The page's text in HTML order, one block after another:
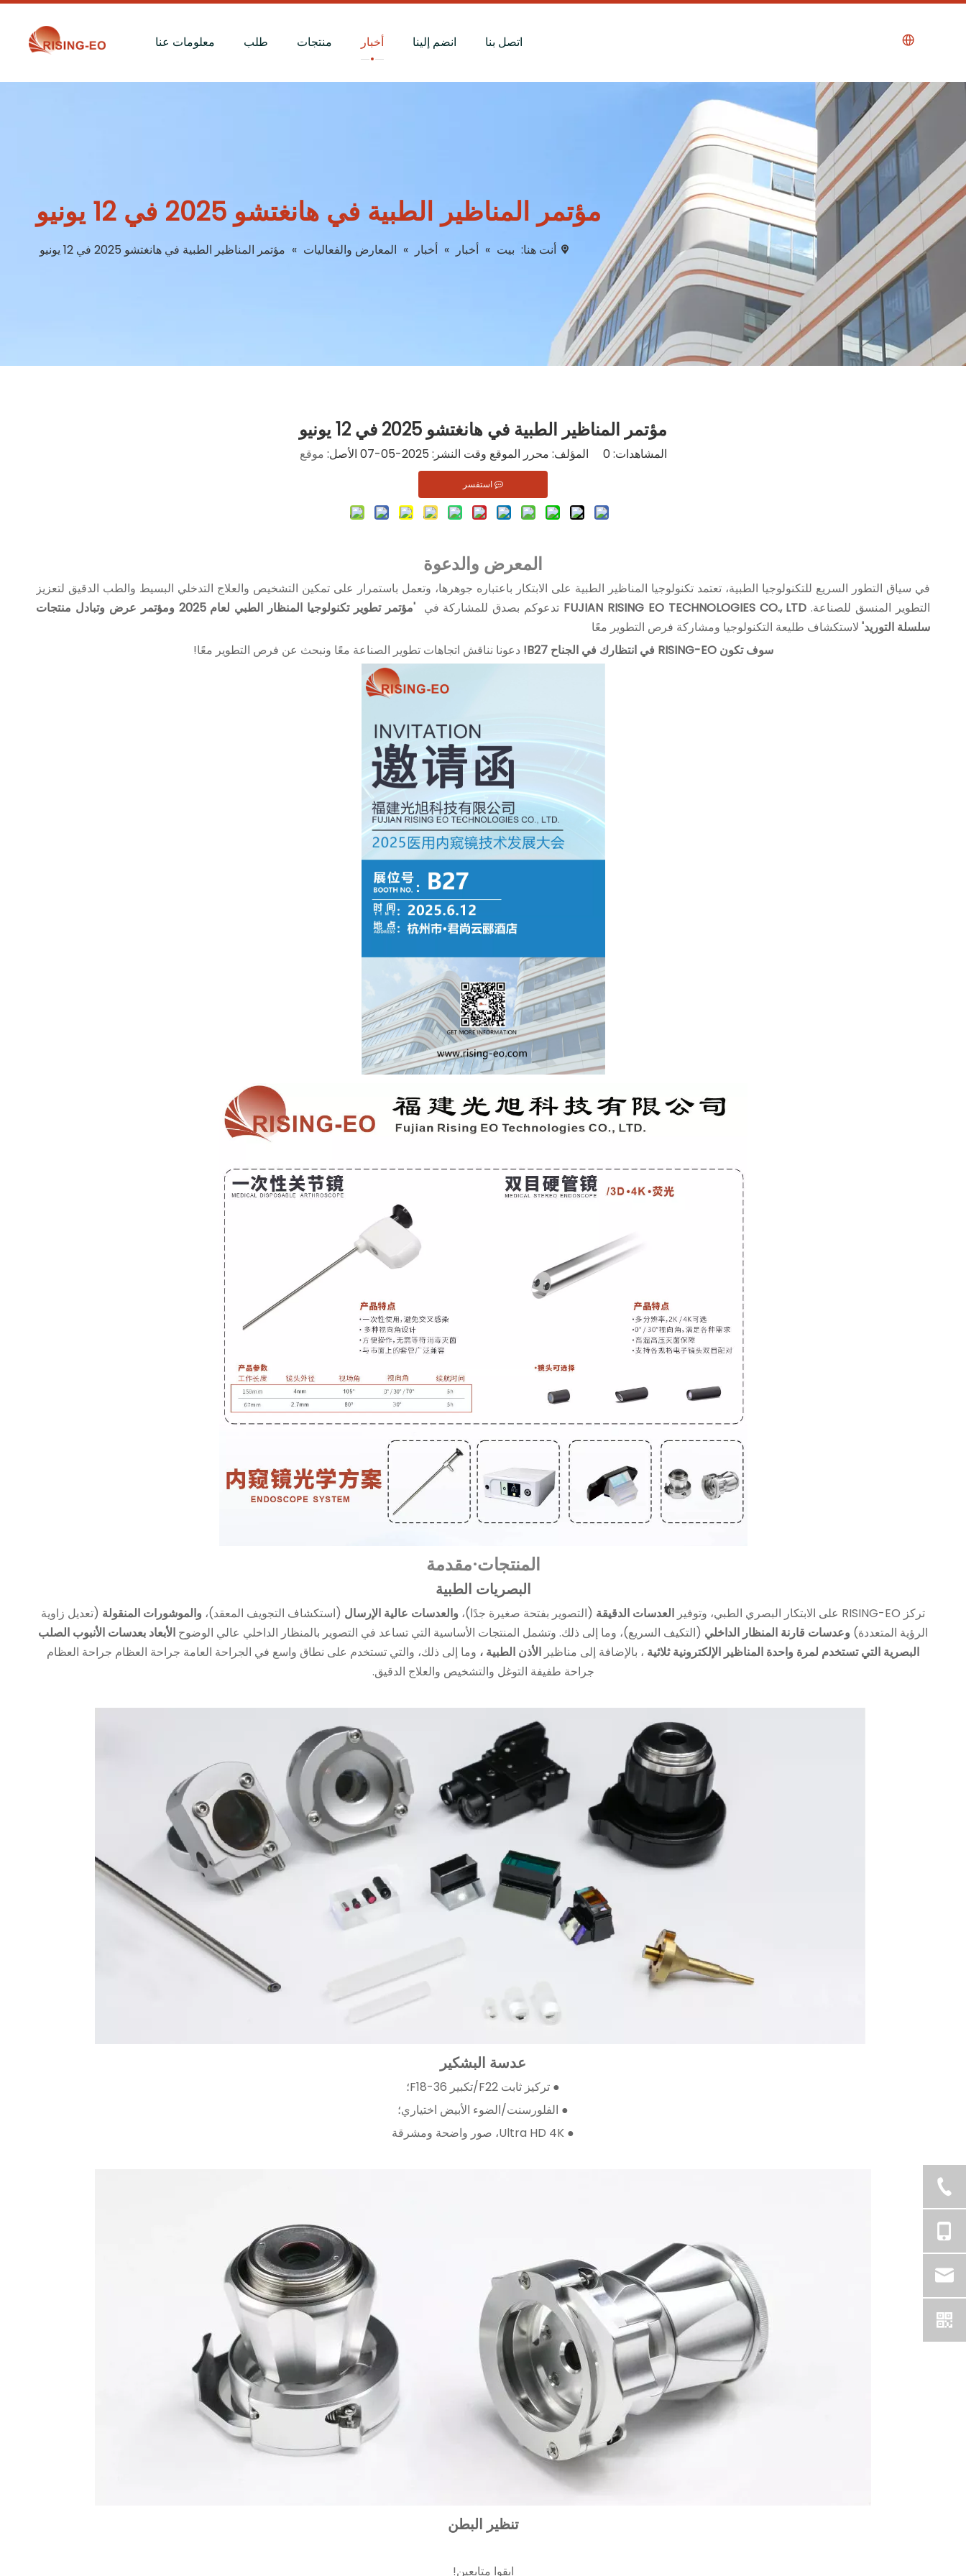
معلومات عنا طلب منتجات أخبار انضم إلينا اتصل بنا
مؤتمر المناظير الطبية في هانغتشو 2025 في 12 يونيو
أنت هنا: بيت » أخبار » أخبار » المعارض والفعاليات » مؤتمر المناظير الطبية في هانغتشو 2025 في 12 يونيو
مؤتمر المناظير الطبية في هانغتشو 2025 في 12 يونيو
المشاهدات:0 المؤلف: محرر الموقع وقت النشر: 2025-05-07 الأصل: موقع
استفسر
المعرض والدعوة
في سياق التطور السريع للتكنولوجيا الطبية، تعتمد تكنولوجيا المناظير الطبية على الابتكار باعتباره جوهرها، وتعمل باستمرار على تمكين التشخيص والعلاج التدخلي البسيط والطب الدقيق لتعزيز
التطوير المنسق للصناعة. FUJIAN RISING EO TECHNOLOGIES CO., LTD تدعوكم بصدق للمشاركة في
'مؤتمر تطوير تكنولوجيا المنظار الطبي لعام 2025 ومؤتمر عرض وتبادل منتجات
سلسلة التوريد' لاستكشاف طليعة التكنولوجيا ومشاركة فرص التطوير معًا
سوف تكون RISING-EO في انتظارك في الجناح B27!
دعونا نناقش اتجاهات تطوير الصناعة معًا ونبحث عن فرص التطوير معًا!
المنتجات·مقدمة
البصريات الطبية
تركز RISING-EO على الابتكار البصري الطبي، وتوفير العدسات الدقيقة (التصوير بفتحة صغيرة جدًا)، والعدسات عالية الإرسال (استكشاف التجويف المعقد)، والموشورات المنقولة (تعديل زاوية
الرؤية المتعددة) وعدسات قارنة المنظار الداخلي (التكيف السريع)، وما إلى ذلك. وتشمل المنتجات الأساسية التي تساعد في التصوير بالمنظار الداخلي عالي الوضوح الأبعاد بعدسات الأنبوب الصلب
البصرية التي تستخدم لمرة واحدة المناظير الإلكترونية ثلاثية ، بالإضافة إلى مناظير الأذن الطبية ، وما إلى ذلك، والتي تستخدم على نطاق واسع في الجراحة العامة جراحة العظام جراحة العظام
جراحة طفيفة التوغل والتشخيص والعلاج الدقيق.
عدسة البشكير
● تركيز ثابت F22/تكبير F18-36؛
● الفلورسنت/الضوء الأبيض اختياري؛
● Ultra HD 4K، صور واضحة ومشرقة
تنظير البطن
ابقوا متابعين!